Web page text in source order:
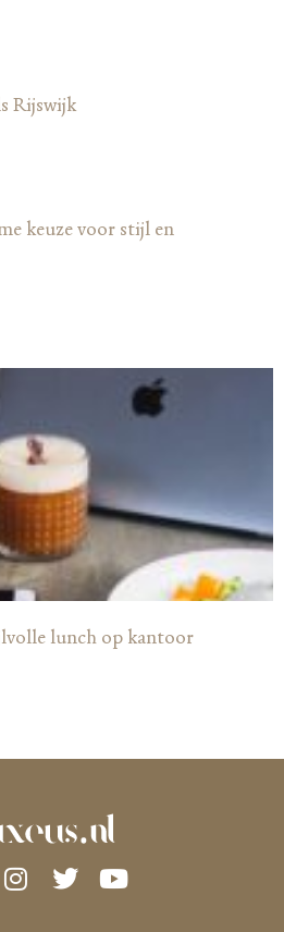
Rijswijk
keuze voor stijl en
lunch op kantoor